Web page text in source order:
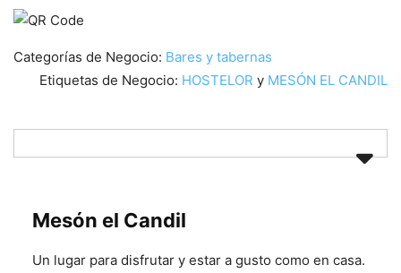
Categorías de Negocio: Bares y tabernas
Etiquetas de Negocio: HOSTELOR y MESÓN EL CANDIL
Mesón el Candil
Un lugar para disfrutar y estar a gusto como en casa.